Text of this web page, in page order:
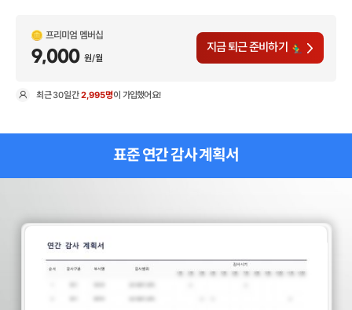
프리미엄 멤버십
9,000 원/월
지금 퇴근 준비하기
최근30일간2,995명이 가입했어요!
표준 연간 감사 계획서